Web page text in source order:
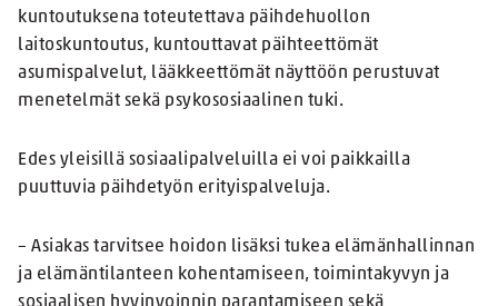
kuntoutuksena toteutettava päihdehuollon
laitoskuntoutus, kuntouttavat päihteettömät
asumispalvelut, lääkkeettömät näyttöön perustuvat
menetelmät sekä psykososiaalinen tuki.
Edes yleisillä sosiaalipalveluilla ei voi paikkailla
puuttuvia päihdetyön erityispalveluja.
– Asiakas tarvitsee hoidon lisäksi tukea elämänhallinnan
ja elämäntilanteen kohentamiseen, toimintakyvyn ja